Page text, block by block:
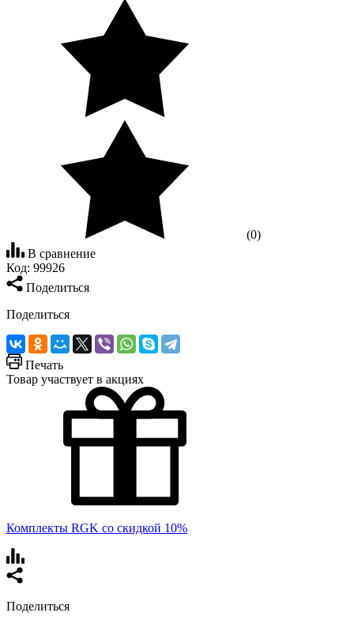
(0)
В сравнение
Код: 99926
Поделиться
Поделиться
Печать
Товар участвует в акциях
Комплекты RGK со скидкой 10%
Поделиться